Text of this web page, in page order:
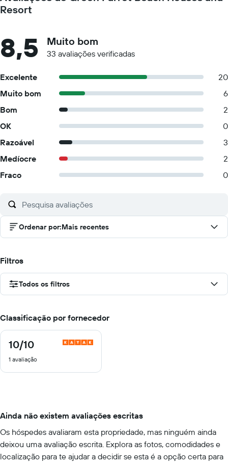
Resort
8,5 Muito bom
33 avaliações verificadas
Excelente
20
Muito bom
6
Bom
2
OK
0
Razoável
3
Medíocre
2
Fraco
0
Ordenar por:Mais recentes
Filtros
Todos os filtros
Classificação por fornecedor
10/10
10
10
1 avaliação
Ainda não existem avaliações escritas
Os hóspedes avaliaram esta propriedade, mas ninguém ainda
deixou uma avaliação escrita. Explora as fotos, comodidades e
localização para te ajudar a decidir se esta é a opção certa para